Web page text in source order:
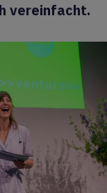
vereinfacht.